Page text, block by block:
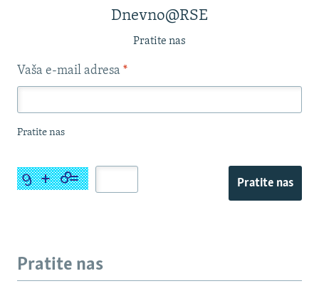
Dnevno@RSE
Pratite nas
Vaša e-mail adresa *
Pratite nas
Pratite nas
Pratite nas